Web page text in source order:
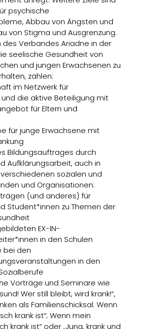
psychische
Abbau von Ängsten und
von Stigma und Ausgrenzung.
des Verbandes Ariadne in der
seelische Gesundheit von
und jungen Erwachsenen zu
zählen:
im Netzwerk für
die aktive Beteiligung mit
für Eltern und
für junge Erwachsene mit
Bildungsauftrages durch
Aufklärungsarbeit, auch in
sozialen und
und Organisationen:
(und anderes) für
Student*innen zu Themen der
EX-IN-
in den Schulen
bei den
in den
Vorträge und Seminare wie
Wer still bleibt, wird krank!“,
als Familienschicksal: Wenn
krank ist“; Wenn mein
krank ist“ oder „Jung, krank und